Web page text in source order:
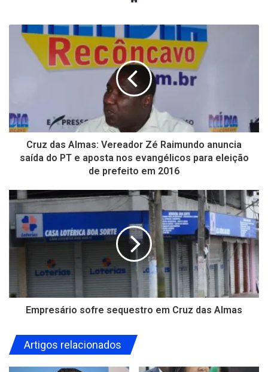
Cruz das Almas: Vereador Zé Raimundo anuncia
saída do PT e aposta nos evangélicos para eleição
de prefeito em 2016
Empresário sofre sequestro em Cruz das Almas
Artigos relacionados